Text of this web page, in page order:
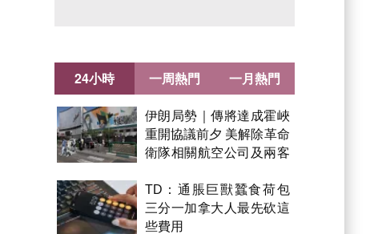
24小時
伊朗局勢｜傳將達成霍峽
重開協議前夕 美解除革命
衛隊相關航空公司及兩客
TD：通脹巨獸蠶食荷包
三分一加拿大人最先砍這
些費用
一周熱門 一月熱門